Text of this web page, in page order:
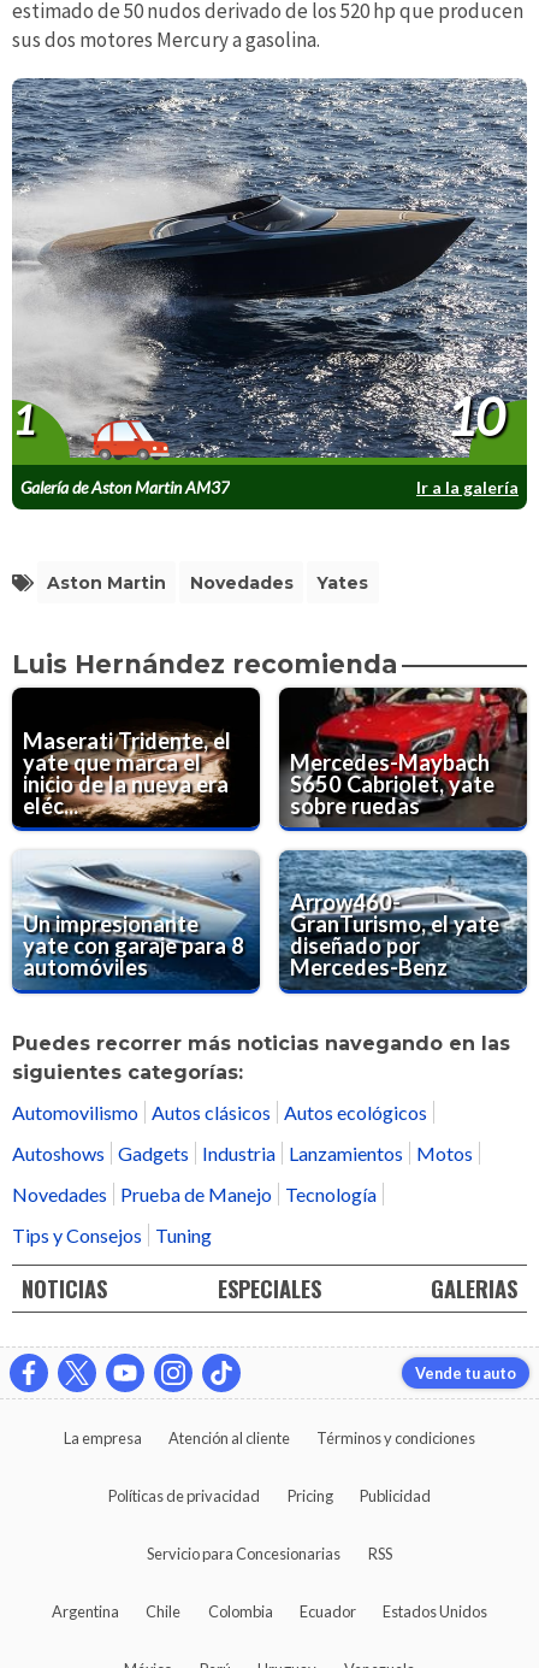
estimado de 50 nudos derivado de los 520 hp que producen
sus dos motores Mercury a gasolina.
Galería de Aston Martin AM37 Ir a la galería
1 10
Aston Martin Novedades Yates
Luis Hernández recomienda
Maserati Tridente, el
yate que marca el
inicio de la nueva era
eléc...
Mercedes-Maybach
S650 Cabriolet, yate
sobre ruedas
Un impresionante
yate con garaje para 8
automóviles
Arrow460-
GranTurismo, el yate
diseñado por
Mercedes-Benz
Puedes recorrer más noticias navegando en las
siguientes categorías:
Automovilismo
Autos clásicos
Autos ecológicos
Autoshows
Gadgets Industria Lanzamientos
Motos
Novedades
Prueba de Manejo
Tecnología
Tips y Consejos
Tuning
NOTICIAS ESPECIALES GALERIAS
Vende tu auto
La empresa Atención al cliente Términos y condiciones
Políticas de privacidad Pricing Publicidad
Servicio para Concesionarias RSS
Argentina Chile Colombia Ecuador Estados Unidos